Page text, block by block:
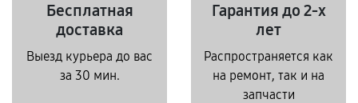
Бесплатная
доставка
Выезд курьера до вас
за 30 мин.
Гарантия до 2-х
лет
Распространяется как
на ремонт, так и на
запчасти